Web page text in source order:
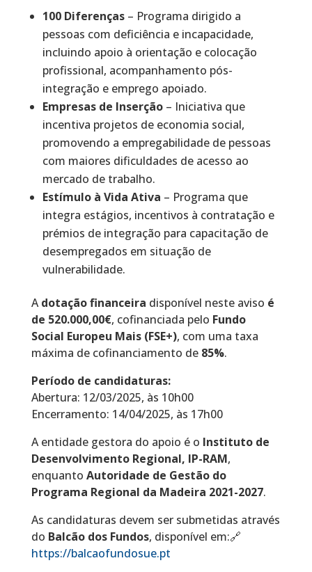
100 Diferenças– Programa dirigido a
pessoas com deficiência e incapacidade,
incluindo apoio à orientação e colocação
profissional, acompanhamento pós-
integração e emprego apoiado.
Empresas de Inserção– Iniciativa que
incentiva projetos de economia social,
promovendo a empregabilidade de pessoas
com maiores dificuldades de acesso ao
mercado de trabalho.
Estímulo à Vida Ativa – Programa que
integra estágios, incentivos à contratação e
prémios de integração para capacitação de
desempregados em situação de
vulnerabilidade.
Adotação financeira disponível neste aviso é
de 520.000,00€, cofinanciada pelo Fundo
Social Europeu Mais (FSE+), com uma taxa
máxima de cofinanciamento de 85%.
Período de candidaturas:
Abertura: 12/03/2025, às 10h00
Encerramento: 14/04/2025, às 17h00
A entidade gestora do apoio é o Instituto de
Desenvolvimento Regional, IP-RAM,
enquanto Autoridade de Gestão do
Programa Regional da Madeira 2021-2027.
As candidaturas devem ser submetidas através
do Balcão dos Fundos, disponível em:🔗
https://balcaofundosue.pt